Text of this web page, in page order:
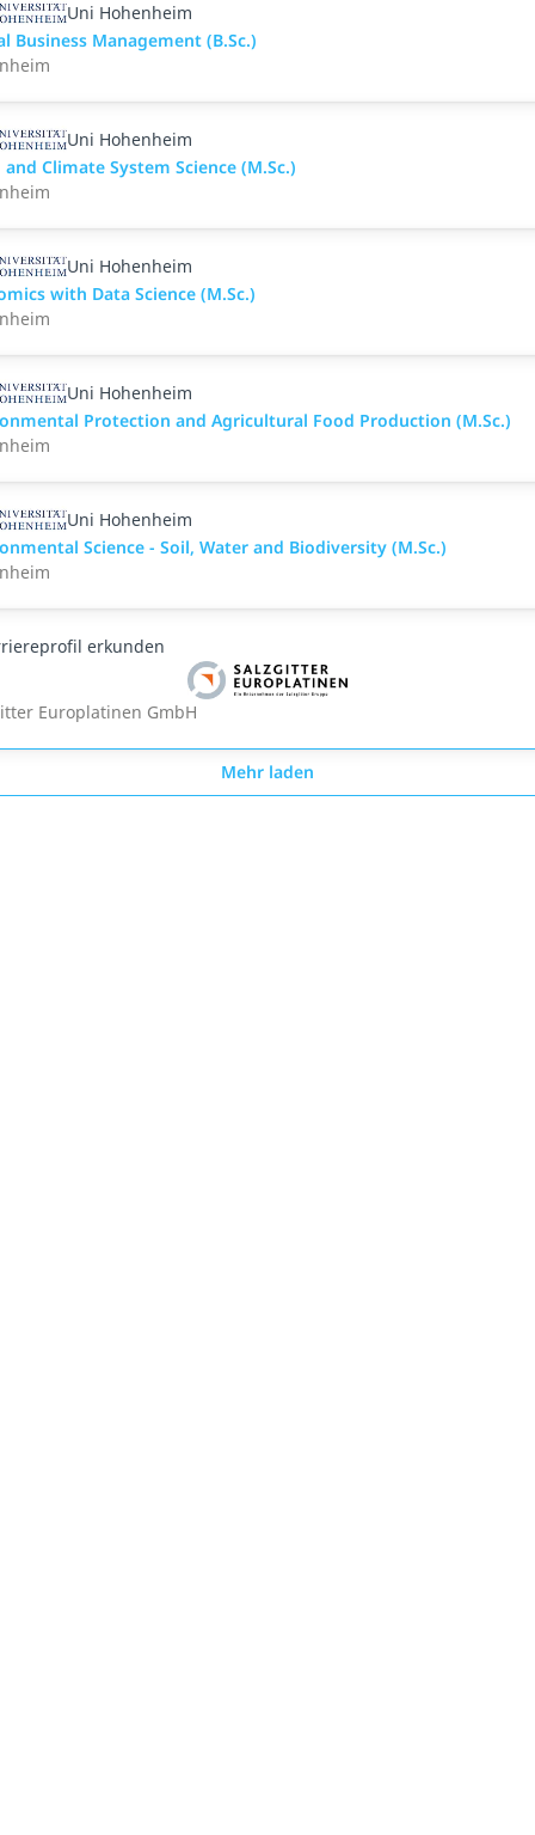
Uni Hohenheim
Business Management (B.Sc.)
Uni Hohenheim
and Climate System Science (M.Sc.)
Uni Hohenheim
with Data Science (M.Sc.)
Uni Hohenheim
Protection and Agricultural Food Production (M.Sc.)
Uni Hohenheim
Science - Soil, Water and Biodiversity (M.Sc.)
erkunden
Europlatinen GmbH
Mehr laden